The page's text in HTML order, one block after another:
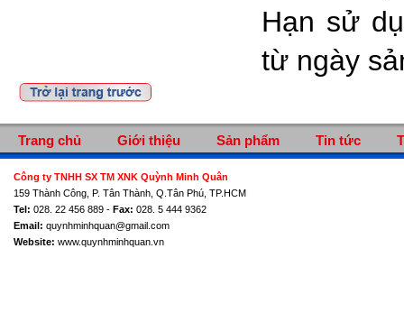
Hạn sử
từ ngày
Trang chủ Giới thiệu Sản phẩm Tin tức
Công ty TNHH SX TM XNK Quỳnh Minh Quân
159 Thành Công, P. Tân Thành, Q.Tân Phú, TP.HCM
Tel: 028. 22 456 889 - Fax: 028. 5 444 9362
Email: quynhminhquan@gmail.com
Website: www.quynhminhquan.vn